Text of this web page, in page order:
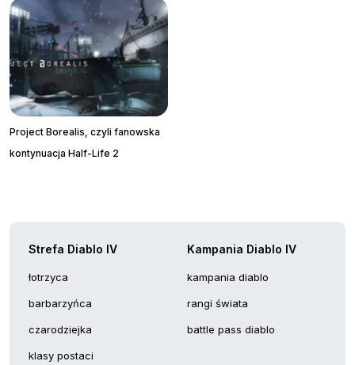
Project Borealis, czyli fanowska
kontynuacja Half-Life 2
Strefa Diablo IV
łotrzyca
barbarzyńca
czarodziejka
klasy postaci
Kampania Diablo IV
kampania diablo
rangi świata
battle pass diablo